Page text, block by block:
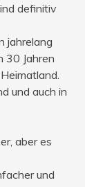
definitiv
jahrelang
30 Jahren
und auch in
aber es
und